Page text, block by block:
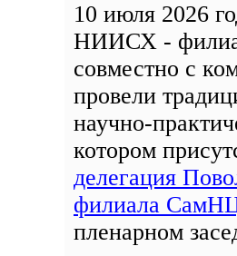
10 июля 2026
НИИСХ -
совместно с
провели
научно-
котором
делегация
филиала
пленарном